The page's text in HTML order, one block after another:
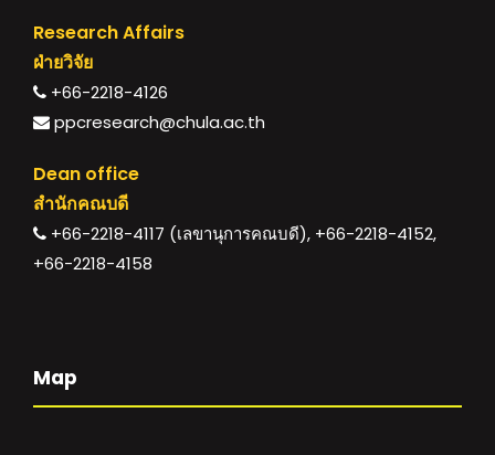
Research Affairs
ฝ่ายวิจัย
+66-2218-4126
ppcresearch@chula.ac.th
Dean office
สำนักคณบดี
+66-2218-4117 (เลขานุการคณบดี), +66-2218-4152,
+66-2218-4158
Map